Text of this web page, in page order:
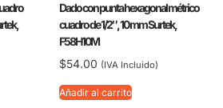
Dado con punta hexagonal métrico
cuadro de 1/2″, 10 mm Surtek,
F58H10M
$54.00 (IVA Incluido)
Añadir al carrito